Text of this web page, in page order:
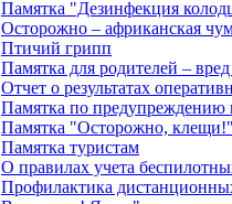
Памятка "Дезинфекция
Осторожно – африканская
Птичий грипп
Памятка для родителей –
Отчет о результатах
Памятка по предупреждению
Памятка "Осторожно, клещи!"
Памятка туристам
О правилах учета
Профилактика